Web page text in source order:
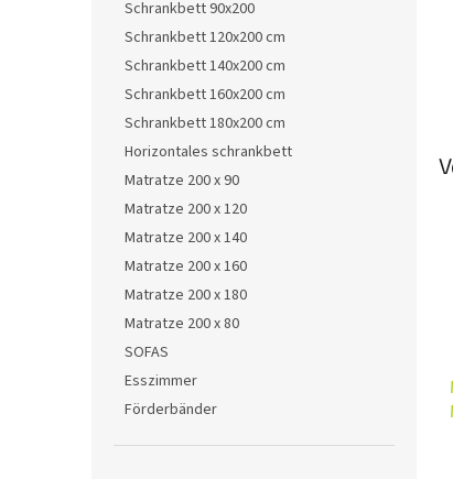
Schrankbett 90x200
Schrankbett 120x200 cm
Schrankbett 140x200 cm
Schrankbett 160x200 cm
Schrankbett 180x200 cm
Horizontales schrankbett
Matratze 200 x 90
Matratze 200 x 120
Matratze 200 x 140
Matratze 200 x 160
Matratze 200 x 180
Matratze 200 x 80
SOFAS
Esszimmer
Förderbänder